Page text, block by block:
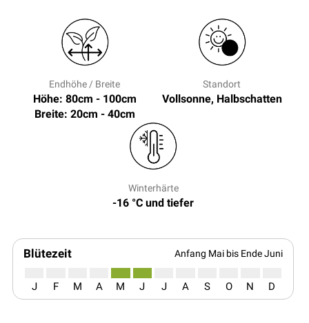
Endhöhe / Breite
Höhe: 80cm - 100cm
Breite: 20cm - 40cm
Standort
Vollsonne, Halbschatten
Winterhärte
-16 °C und tiefer
Blütezeit Anfang Mai bis Ende Juni
J F M A M J J A S O N D